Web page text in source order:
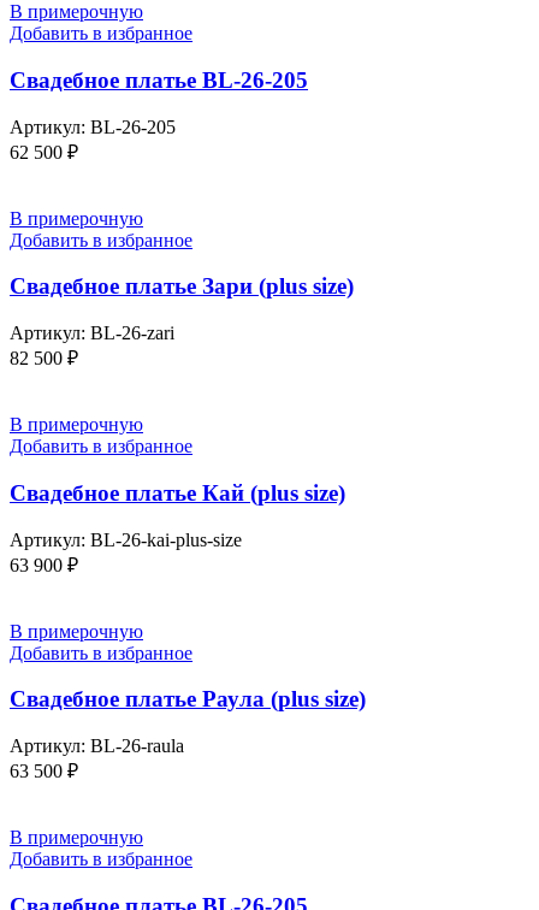
В примерочную
Добавить в избранное
Свадебное платье BL-26-205
Артикул: BL-26-205
62 500 ₽
В примерочную
Добавить в избранное
Свадебное платье Зари (plus size)
Артикул: BL-26-zari
82 500 ₽
В примерочную
Добавить в избранное
Свадебное платье Кай (plus size)
Артикул: BL-26-kai-plus-size
63 900 ₽
В примерочную
Добавить в избранное
Свадебное платье Раула (plus size)
Артикул: BL-26-raula
63 500 ₽
В примерочную
Добавить в избранное